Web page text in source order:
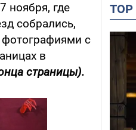
ноября, где
собрались,
с
в
страницы).